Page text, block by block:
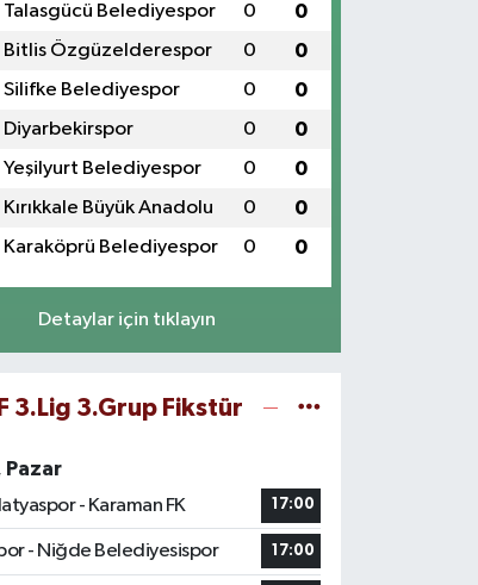
Talasgücü Belediyespor 0 0
Bitlis Özgüzelderespor 0 0
Silifke Belediyespor 0 0
Diyarbekirspor 0 0
Yeşilyurt Belediyespor 0 0
Kırıkkale Büyük Anadolu 0 0
Karaköprü Belediyespor 0 0
Detaylar için tıklayın
3.Lig 3.Grup Fikstür
Pazar
- Karaman FK
17:00
- Niğde Belediyesispor 17:00